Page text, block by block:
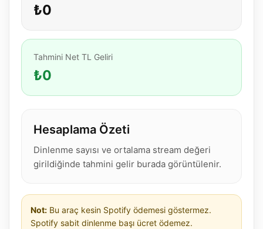
₺0
Tahmini Net TL Geliri
₺0
Hesaplama Özeti
Dinlenme sayısı ve ortalama stream değeri
girildiğinde tahmini gelir burada görüntülenir.
Not: Bu araç kesin Spotify ödemesi göstermez.
Spotify sabit dinlenme başı ücret ödemez.